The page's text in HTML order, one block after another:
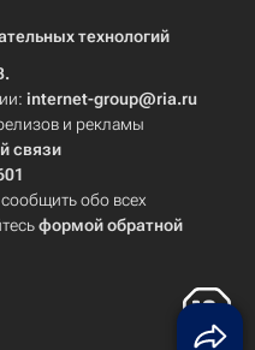
технологий
internet-group@ria.ru
и рекламы
связи
обо всех
формой обратной